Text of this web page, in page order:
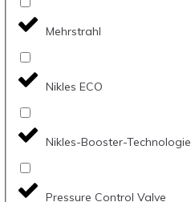
Mehrstrahl
Nikles ECO
Nikles-Booster-Technologie
Pressure Control Valve